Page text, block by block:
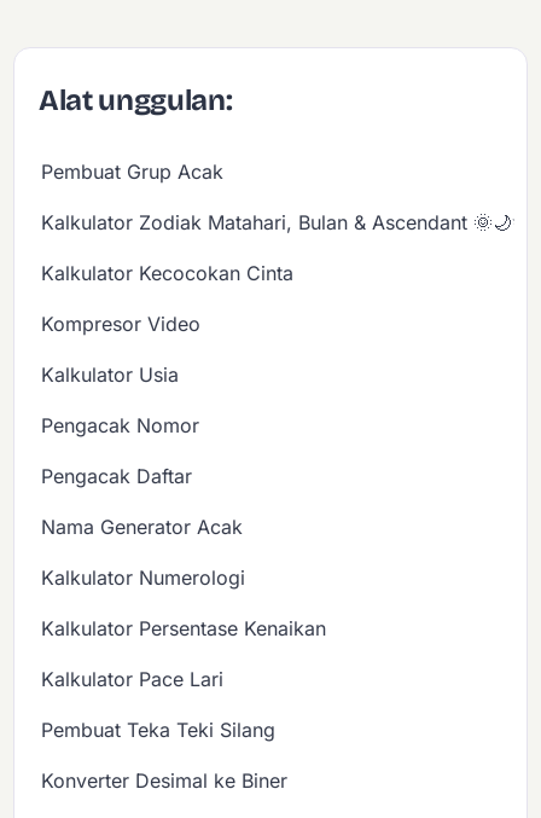
Alat unggulan:
Pembuat Grup Acak
Kalkulator Zodiak Matahari, Bulan & Ascendant 🌞🌙✨
Kalkulator Kecocokan Cinta
Kompresor Video
Kalkulator Usia
Pengacak Nomor
Pengacak Daftar
Nama Generator Acak
Kalkulator Numerologi
Kalkulator Persentase Kenaikan
Kalkulator Pace Lari
Pembuat Teka Teki Silang
Konverter Desimal ke Biner